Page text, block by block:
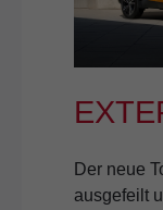
Der neue
ausgefeilt